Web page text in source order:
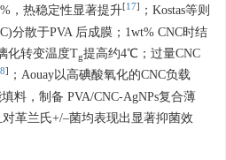
，热稳定性显著提升[17]
；Kostas等则
分散于PVA 后成膜；1wt% CNC时结
化转变温度Tg提高约4℃；过量CNC
]
；Aouay以高碘酸氧化的CNC负载
料，制备 PVA/CNC-AgNPs复合薄
革兰氏+/–菌均表现出显著抑菌效